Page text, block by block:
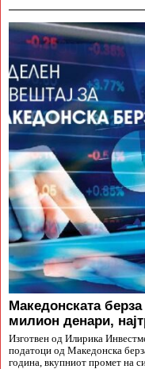
Македонската
милион денари,
Изготвен од Илирика
податоци од Македонска
година, вкупниот промет на